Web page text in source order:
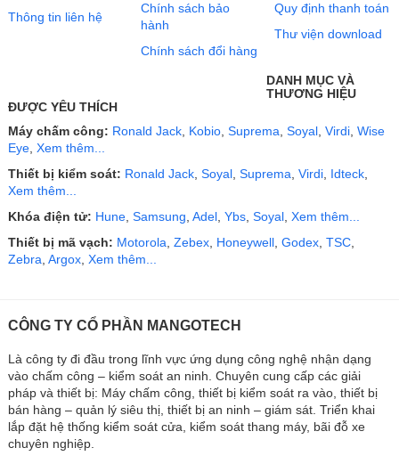
Thông tin liên hệ
Chính sách bảo
hành
Chính sách đổi hàng
Quy định thanh toán
Thư viện download
DANH MỤC VÀ
THƯƠNG HIỆU
ĐƯỢC YÊU THÍCH
Máy chấm công: Ronald Jack, Kobio, Suprema, Soyal, Virdi, Wise
Eye, Xem thêm...
Thiết bị kiểm soát: Ronald Jack, Soyal, Suprema, Virdi, Idteck,
Xem thêm...
Khóa điện tử: Hune, Samsung, Adel, Ybs, Soyal, Xem thêm...
Thiết bị mã vạch: Motorola, Zebex, Honeywell, Godex, TSC,
Zebra, Argox, Xem thêm...
CÔNG TY CỔ PHẦN MANGOTECH
Là công ty đi đầu trong lĩnh vực ứng dụng công nghệ nhận dạng
vào chấm công – kiểm soát an ninh. Chuyên cung cấp các giải
pháp và thiết bị: Máy chấm công, thiết bị kiểm soát ra vào, thiết bị
bán hàng – quản lý siêu thị, thiết bị an ninh – giám sát. Triển khai
lắp đặt hệ thống kiểm soát cửa, kiểm soát thang máy, bãi đỗ xe
chuyên nghiệp.